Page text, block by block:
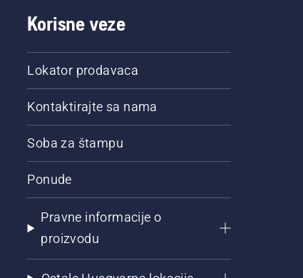
Korisne veze
Lokator prodavaca
Kontaktirajte sa nama
Soba za štampu
Ponude
Pravne informacije o
proizvodu